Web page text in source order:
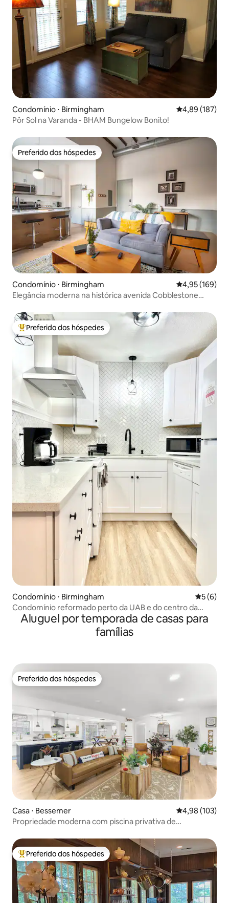
Condomínio ⋅ Birmingham 4,89 de uma
4,89 (187)
Pôr Sol na Varanda - BHAM Bungelow Bonito!
Preferido dos hóspedes
Preferido dos hóspedes
Condomínio ⋅ Birmingham 4,95 de uma
4,95 (169)
Elegância moderna na histórica avenida Cobblestone
Entre os melhores preferidos dos hóspedes
Preferido dos hóspedes
Condomínio ⋅ Birmingham 5 de
5 (6)
Condomínio reformado perto da UAB e do centro da
cidade, estacionamento gratuito
Aluguel por temporada de casas para
famílias
Preferido dos hóspedes
Preferido dos hóspedes
Casa ⋅ Bessemer 4,98 de uma
4,98 (103)
Propriedade moderna com piscina privativa de
Entre os melhores preferidos dos hóspedes
Preferido dos hóspedes